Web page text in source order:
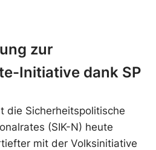
zur
Initiative dank SP
die Sicherheitspolitische
(SIK-N) heute
mit der Volksinitiative